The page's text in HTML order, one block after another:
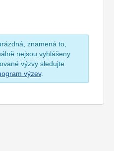
znamená to,
nejsou vyhlášeny
výzvy sledujte
výzev.